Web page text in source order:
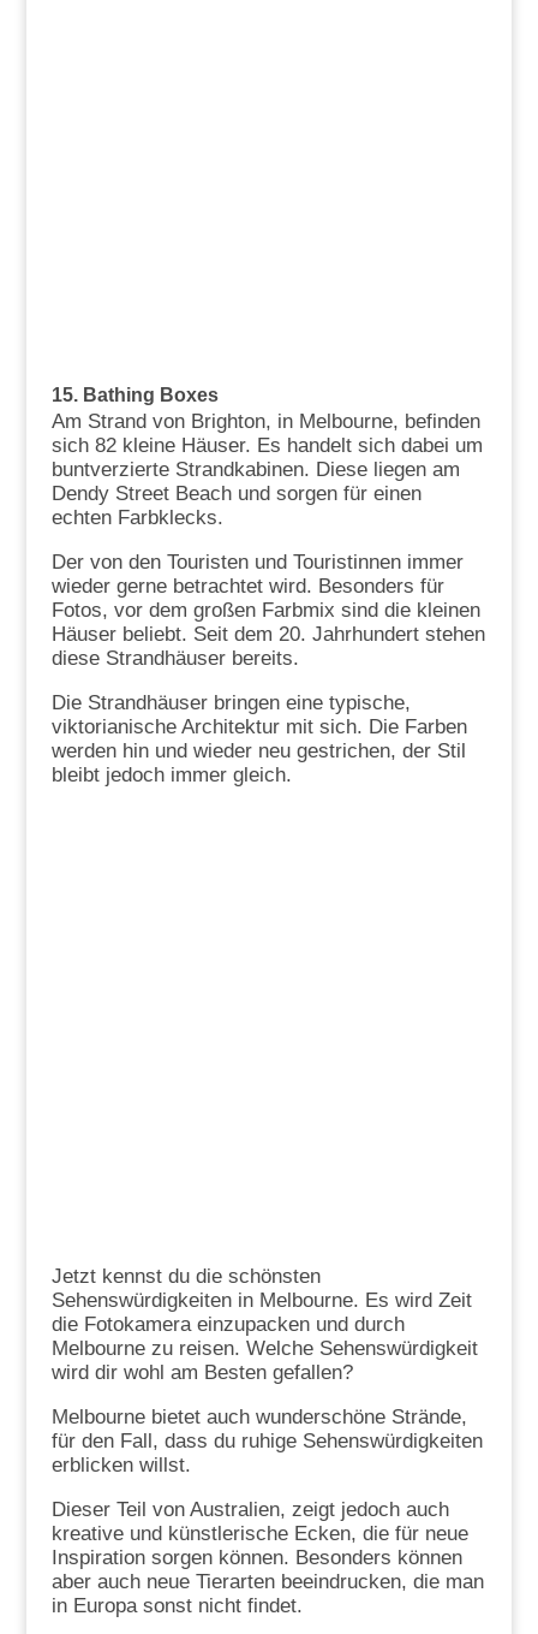
15. Bathing Boxes
Am Strand von Brighton, in Melbourne, befinden
sich 82 kleine Häuser. Es handelt sich dabei um
buntverzierte Strandkabinen. Diese liegen am
Dendy Street Beach und sorgen für einen
echten Farbklecks.
Der von den Touristen und Touristinnen immer
wieder gerne betrachtet wird. Besonders für
Fotos, vor dem großen Farbmix sind die kleinen
Häuser beliebt. Seit dem 20. Jahrhundert stehen
diese Strandhäuser bereits.
Die Strandhäuser bringen eine typische,
viktorianische Architektur mit sich. Die Farben
werden hin und wieder neu gestrichen, der Stil
bleibt jedoch immer gleich.
Jetzt kennst du die schönsten
Sehenswürdigkeiten in Melbourne. Es wird Zeit
die Fotokamera einzupacken und durch
Melbourne zu reisen. Welche Sehenswürdigkeit
wird dir wohl am Besten gefallen?
Melbourne bietet auch wunderschöne Strände,
für den Fall, dass du ruhige Sehenswürdigkeiten
erblicken willst.
Dieser Teil von Australien, zeigt jedoch auch
kreative und künstlerische Ecken, die für neue
Inspiration sorgen können. Besonders können
aber auch neue Tierarten beeindrucken, die man
in Europa sonst nicht findet.